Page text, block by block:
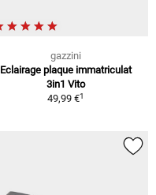
gazzini
Eclairage plaque immatriculat
3in1 Vito
49,99 €1